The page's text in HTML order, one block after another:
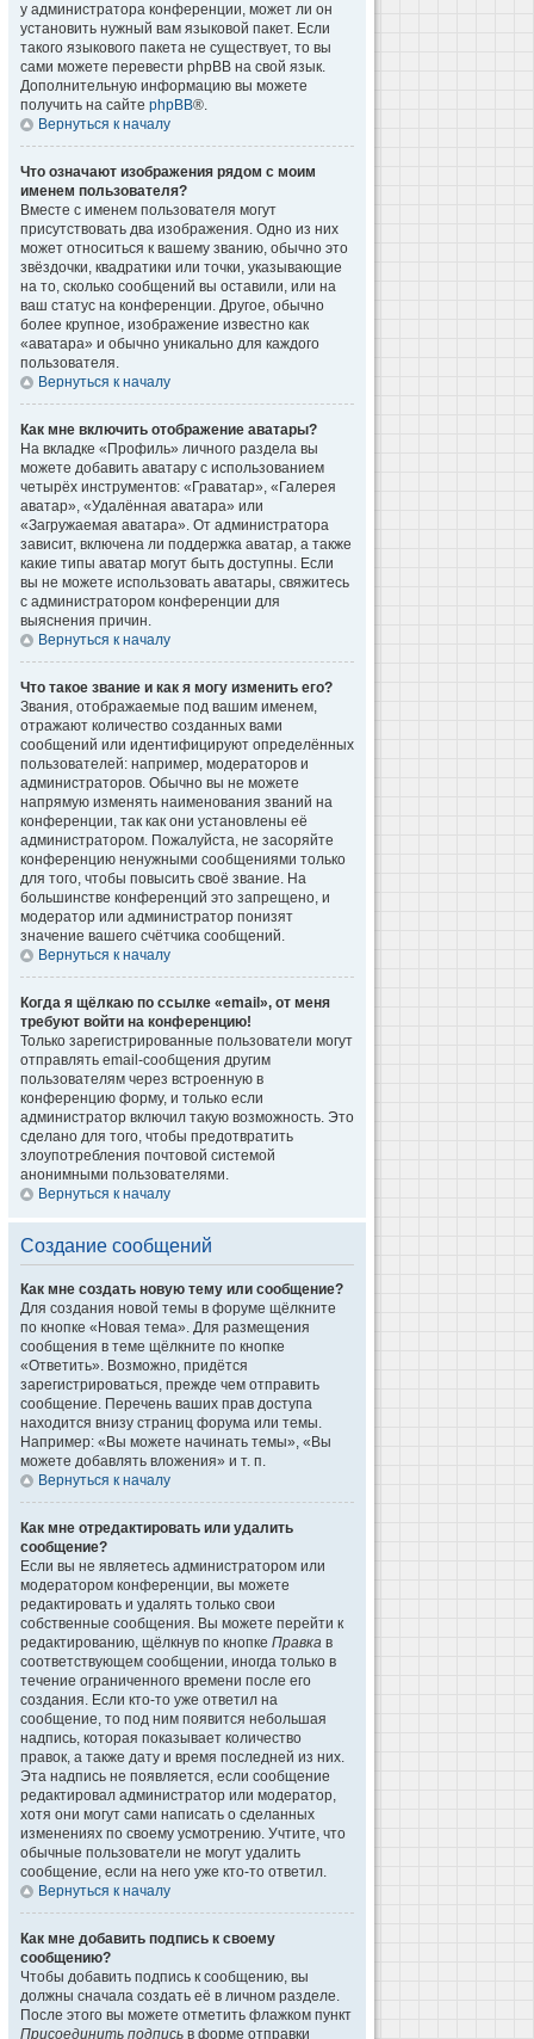
у администратора конференции, может ли он
установить нужный вам языковой пакет. Если
такого языкового пакета не существует, то вы
сами можете перевести phpBB на свой язык.
Дополнительную информацию вы можете
получить на сайте phpBB®.
Вернуться к началу
Что означают изображения рядом с моим
именем пользователя?
Вместе с именем пользователя могут
присутствовать два изображения. Одно из них
может относиться к вашему званию, обычно это
звёздочки, квадратики или точки, указывающие
на то, сколько сообщений вы оставили, или на
ваш статус на конференции. Другое, обычно
более крупное, изображение известно как
«аватара» и обычно уникально для каждого
пользователя.
Вернуться к началу
Как мне включить отображение аватары?
На вкладке «Профиль» личного раздела вы
можете добавить аватару с использованием
четырёх инструментов: «Граватар», «Галерея
аватар», «Удалённая аватара» или
«Загружаемая аватара». От администратора
зависит, включена ли поддержка аватар, а также
какие типы аватар могут быть доступны. Если
вы не можете использовать аватары, свяжитесь
с администратором конференции для
выяснения причин.
Вернуться к началу
Что такое звание и как я могу изменить его?
Звания, отображаемые под вашим именем,
отражают количество созданных вами
сообщений или идентифицируют определённых
пользователей: например, модераторов и
администраторов. Обычно вы не можете
напрямую изменять наименования званий на
конференции, так как они установлены её
администратором. Пожалуйста, не засоряйте
конференцию ненужными сообщениями только
для того, чтобы повысить своё звание. На
большинстве конференций это запрещено, и
модератор или администратор понизят
значение вашего счётчика сообщений.
Вернуться к началу
Когда я щёлкаю по ссылке «email», от меня
требуют войти на конференцию!
Только зарегистрированные пользователи могут
отправлять email-сообщения другим
пользователям через встроенную в
конференцию форму, и только если
администратор включил такую возможность. Это
сделано для того, чтобы предотвратить
злоупотребления почтовой системой
анонимными пользователями.
Вернуться к началу
Создание сообщений
Как мне создать новую тему или сообщение?
Для создания новой темы в форуме щёлкните
по кнопке «Новая тема». Для размещения
сообщения в теме щёлкните по кнопке
«Ответить». Возможно, придётся
зарегистрироваться, прежде чем отправить
сообщение. Перечень ваших прав доступа
находится внизу страниц форума или темы.
Например: «Вы можете начинать темы», «Вы
можете добавлять вложения» и т. п.
Вернуться к началу
Как мне отредактировать или удалить
сообщение?
Если вы не являетесь администратором или
модератором конференции, вы можете
редактировать и удалять только свои
собственные сообщения. Вы можете перейти к
редактированию, щёлкнув по кнопке Правка в
соответствующем сообщении, иногда только в
течение ограниченного времени после его
создания. Если кто-то уже ответил на
сообщение, то под ним появится небольшая
надпись, которая показывает количество
правок, а также дату и время последней из них.
Эта надпись не появляется, если сообщение
редактировал администратор или модератор,
хотя они могут сами написать о сделанных
изменениях по своему усмотрению. Учтите, что
обычные пользователи не могут удалить
сообщение, если на него уже кто-то ответил.
Вернуться к началу
Как мне добавить подпись к своему
сообщению?
Чтобы добавить подпись к сообщению, вы
должны сначала создать её в личном разделе.
После этого вы можете отметить флажком пункт
Присоединить подпись в форме отправки